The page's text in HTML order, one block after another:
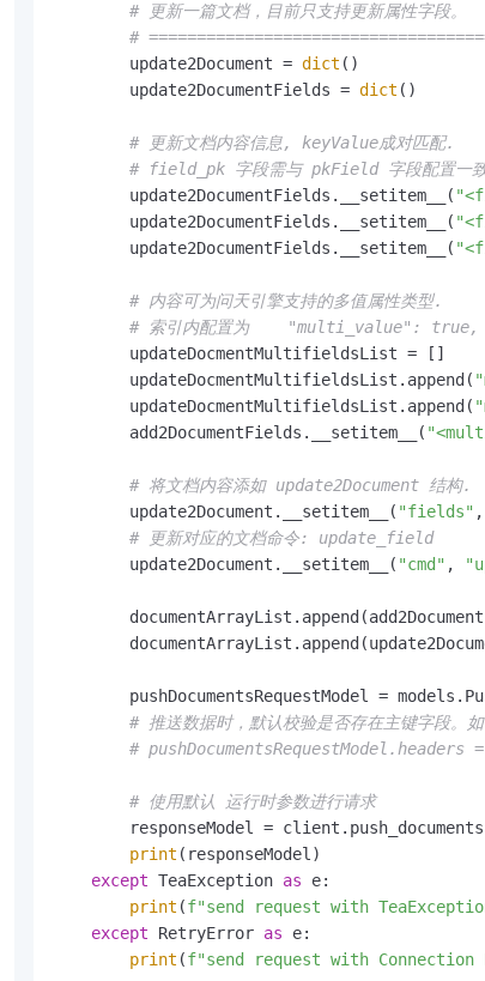
# 更新一篇文档，目前只支持更新属性字段。
#
        update2Document =
dict ()
        update2DocumentFields =
dict ()
# 更新文档内容信息, keyValue成对匹配.
# field_pk 字段需与 pkField 字段配置一
        update2DocumentFields.__setitem__(
        update2DocumentFields.__setitem__(
        update2DocumentFields.__setitem__(
# 内容可为问天引擎支持的多值属性类型.
# 索引内配置为    "multi_value":
        updateDocmentMultifieldsList = []
        updateDocmentMultifieldsList.append(
        updateDocmentMultifieldsList.append(
        add2DocumentFields.__setitem__(
# 将文档内容添如 update2Document 结构.
        update2Document.__setitem__(
"fields"
# 更新对应的文档命令: update_field
        update2Document.__setitem__(
"cmd" ,
pushDocumentsRequestModel =
# 推送数据时，默认校验是否存在主键字段
#
# 使用默认 运行时参数进行请求
responseModel =
print (responseModel)
except TeaException as e:
print (f"send request with
except RetryError as e:
print (f"send request with